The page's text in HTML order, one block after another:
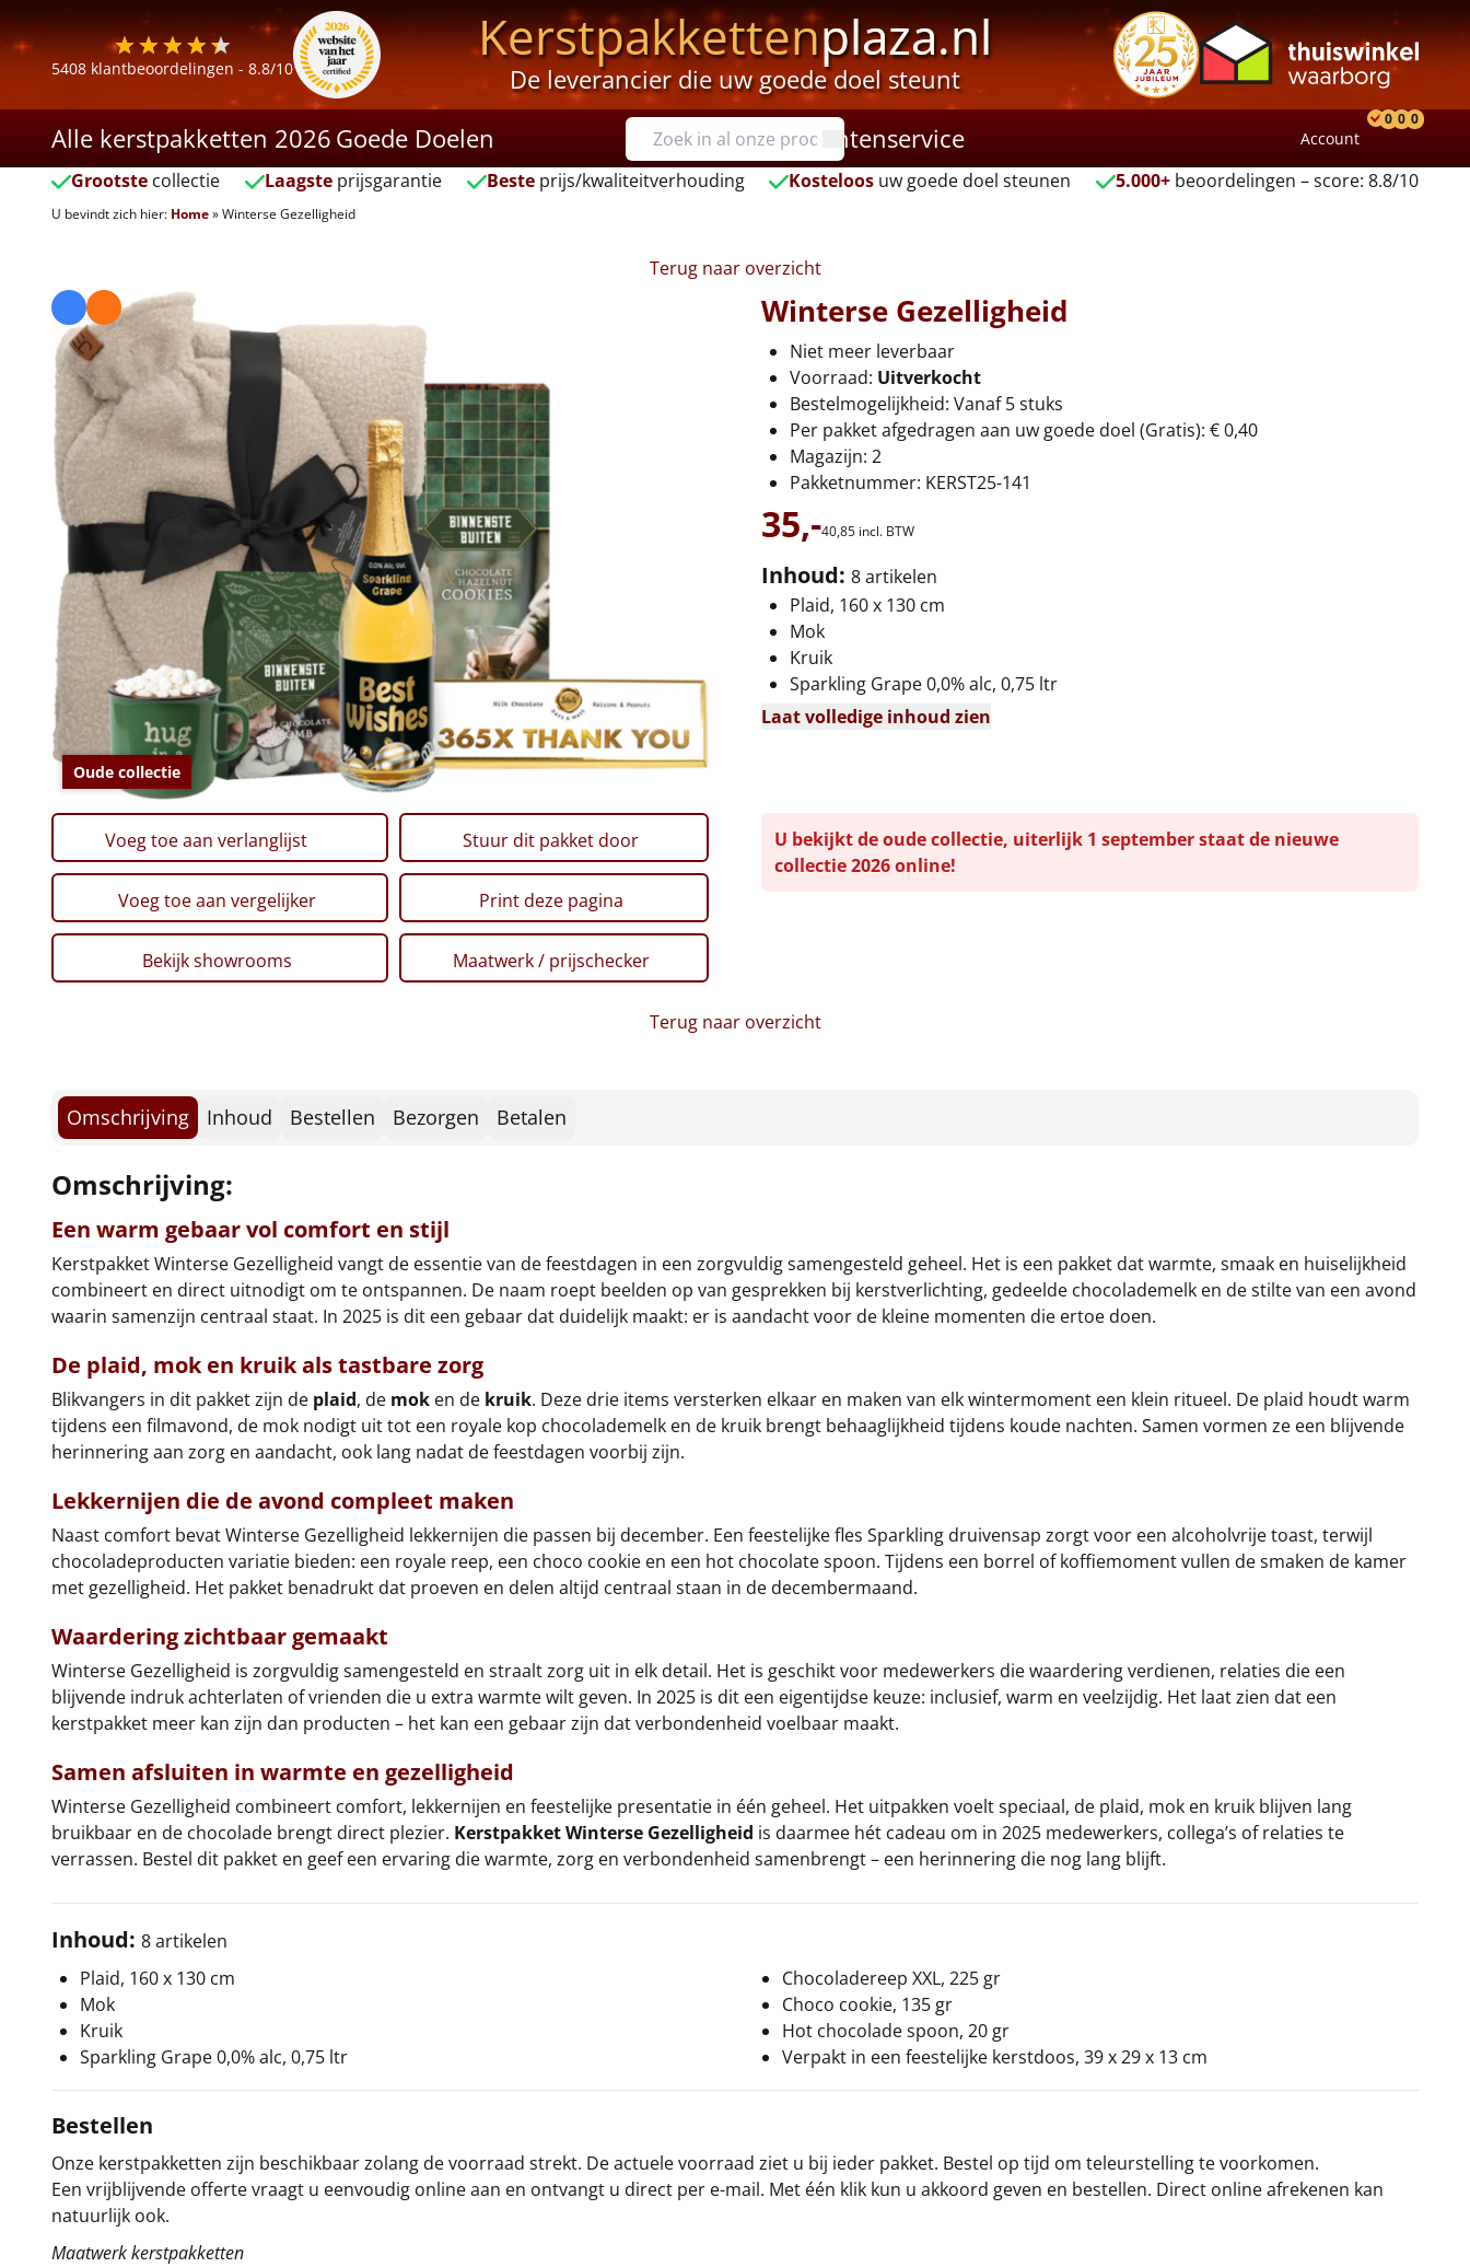
5408 klantbeoordelingen - 8.8/10 Kerstpakkettenplaza.nl
De leverancier die uw goede doel steunt
Alle kerstpakketten 2026 Goede Doelen Klantenservice Account
0 0 0
Grootste collectie Laagsteprijsgarantie Besteprijs/kwaliteitverhouding Kosteloos uw goede doel steunen 5.000+ beoordelingen – score: 8.8/10
U bevindt zich hier: Home»Winterse Gezelligheid
Terug naar overzicht
Oude collectie
Winterse Gezelligheid
Niet meer leverbaar
Voorraad: Uitverkocht
Bestelmogelijkheid: Vanaf 5 stuks
Per pakket afgedragen aan uw goede doel (Gratis): € 0,40
Magazijn: 2
Pakketnummer: KERST25-141
35,-40,85 incl. BTW
Inhoud: 8 artikelen
Plaid, 160 x 130 cm
Mok
Kruik
Sparkling Grape 0,0% alc, 0,75 ltr
Laat volledige inhoud zien
Voeg toe aan verlanglijst Stuur dit pakket door
Voeg toe aan vergelijker Print deze pagina
Bekijk showrooms Maatwerk / prijschecker
U bekijkt de oude collectie, uiterlijk 1 september staat de nieuwe
collectie 2026 online!
Terug naar overzicht
Omschrijving Inhoud Bestellen Bezorgen Betalen
Omschrijving:
Een warm gebaar vol comfort en stijl
Kerstpakket Winterse Gezelligheid vangt de essentie van de feestdagen in een zorgvuldig samengesteld geheel. Het is een pakket dat warmte, smaak en huiselijkheid
combineert en direct uitnodigt om te ontspannen. De naam roept beelden op van gesprekken bij kerstverlichting, gedeelde chocolademelk en de stilte van een avond
waarin samenzijn centraal staat. In 2025 is dit een gebaar dat duidelijk maakt: er is aandacht voor de kleine momenten die ertoe doen.
De plaid, mok en kruik als tastbare zorg
Blikvangers in dit pakket zijn de plaid, de mok en de kruik. Deze drie items versterken elkaar en maken van elk wintermoment een klein ritueel. De plaid houdt warm
tijdens een filmavond, de mok nodigt uit tot een royale kop chocolademelk en de kruik brengt behaaglijkheid tijdens koude nachten. Samen vormen ze een blijvende
herinnering aan zorg en aandacht, ook lang nadat de feestdagen voorbij zijn.
Lekkernijen die de avond compleet maken
Naast comfort bevat Winterse Gezelligheid lekkernijen die passen bij december. Een feestelijke fles Sparkling druivensap zorgt voor een alcoholvrije toast, terwijl
chocoladeproducten variatie bieden: een royale reep, een choco cookie en een hot chocolate spoon. Tijdens een borrel of koffiemoment vullen de smaken de kamer
met gezelligheid. Het pakket benadrukt dat proeven en delen altijd centraal staan in de decembermaand.
Waardering zichtbaar gemaakt
Winterse Gezelligheid is zorgvuldig samengesteld en straalt zorg uit in elk detail. Het is geschikt voor medewerkers die waardering verdienen, relaties die een
blijvende indruk achterlaten of vrienden die u extra warmte wilt geven. In 2025 is dit een eigentijdse keuze: inclusief, warm en veelzijdig. Het laat zien dat een
kerstpakket meer kan zijn dan producten – het kan een gebaar zijn dat verbondenheid voelbaar maakt.
Samen afsluiten in warmte en gezelligheid
Winterse Gezelligheid combineert comfort, lekkernijen en feestelijke presentatie in één geheel. Het uitpakken voelt speciaal, de plaid, mok en kruik blijven lang
bruikbaar en de chocolade brengt direct plezier. Kerstpakket Winterse Gezelligheid is daarmee hét cadeau om in 2025 medewerkers, collega’s of relaties te
verrassen. Bestel dit pakket en geef een ervaring die warmte, zorg en verbondenheid samenbrengt – een herinnering die nog lang blijft.
Inhoud: 8 artikelen
Plaid, 160 x 130 cm
Mok
Kruik
Sparkling Grape 0,0% alc, 0,75 ltr
Chocoladereep XXL, 225 gr
Choco cookie, 135 gr
Hot chocolade spoon, 20 gr
Verpakt in een feestelijke kerstdoos, 39 x 29 x 13 cm
Bestellen
Onze kerstpakketten zijn beschikbaar zolang de voorraad strekt. De actuele voorraad ziet u bij ieder pakket. Bestel op tijd om teleurstelling te voorkomen.
Een vrijblijvende offerte vraagt u eenvoudig online aan en ontvangt u direct per e-mail. Met één klik kun u akkoord geven en bestellen. Direct online afrekenen kan
natuurlijk ook.
Maatwerk kerstpakketten